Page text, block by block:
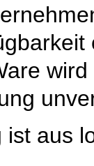
ist aus